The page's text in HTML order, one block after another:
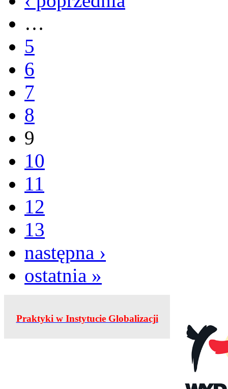
…
5
6
7
8
9
10
11
12
13
następna ›
ostatnia »
Praktyki w Instytucie Globalizacji